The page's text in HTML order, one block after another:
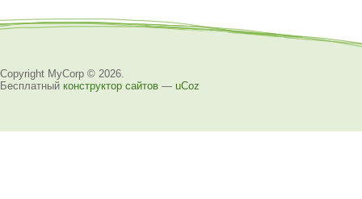
Copyright MyCorp © 2026
Бесплатный конструктор сайтов — uCoz